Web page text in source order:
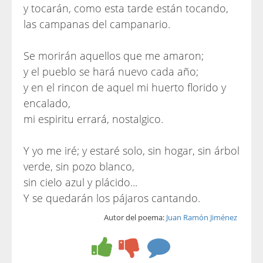
y tocarán, como esta tarde están tocando,
las campanas del campanario.
Se morirán aquellos que me amaron;
y el pueblo se hará nuevo cada año;
y en el rincon de aquel mi huerto florido y
encalado,
mi espiritu errará, nostalgico.
Y yo me iré; y estaré solo, sin hogar, sin árbol
verde, sin pozo blanco,
sin cielo azul y plácido...
Y se quedarán los pájaros cantando.
Autor del poema: Juan Ramón Jiménez